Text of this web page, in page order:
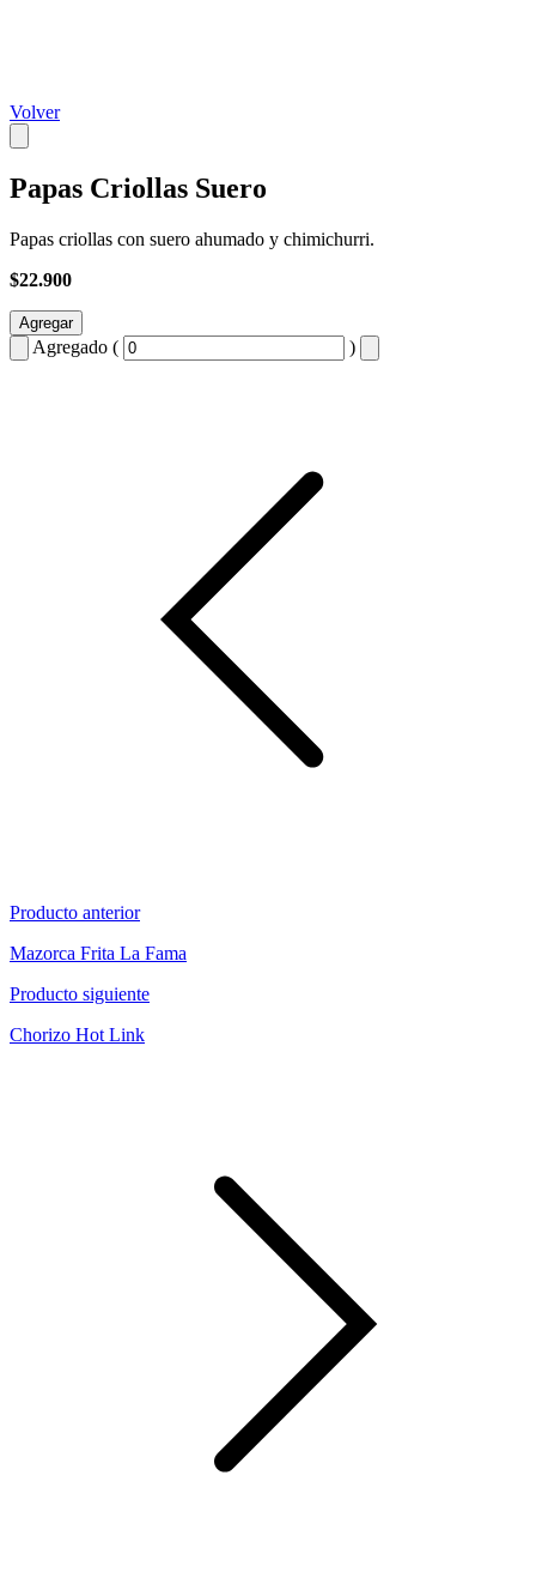
Volver
Papas Criollas Suero
Papas criollas con suero ahumado y chimichurri.
$22.900
Agregar
Agregado ( )
Producto anterior
Mazorca Frita La Fama
Producto siguiente
Chorizo Hot Link